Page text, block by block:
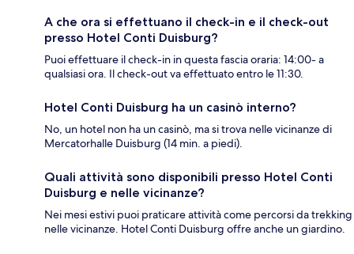
A che ora si effettuano il check-in e il check-out
presso Hotel Conti Duisburg?
Puoi effettuare il check-in in questa fascia oraria: 14:00- a
qualsiasi ora. Il check-out va effettuato entro le 11:30.
Hotel Conti Duisburg ha un casinò interno?
No, un hotel non ha un casinò, ma si trova nelle vicinanze di
Mercatorhalle Duisburg (14 min. a piedi).
Quali attività sono disponibili presso Hotel Conti
Duisburg e nelle vicinanze?
Nei mesi estivi puoi praticare attività come percorsi da trekking
nelle vicinanze. Hotel Conti Duisburg offre anche un giardino.